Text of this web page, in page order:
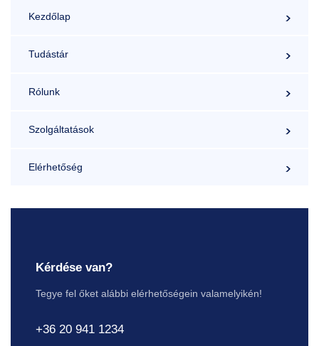
Kezdőlap
Tudástár
Rólunk
Szolgáltatások
Elérhetőség
Kérdése van?
Tegye fel őket alábbi elérhetőségein valamelyikén!
+36 20 941 1234